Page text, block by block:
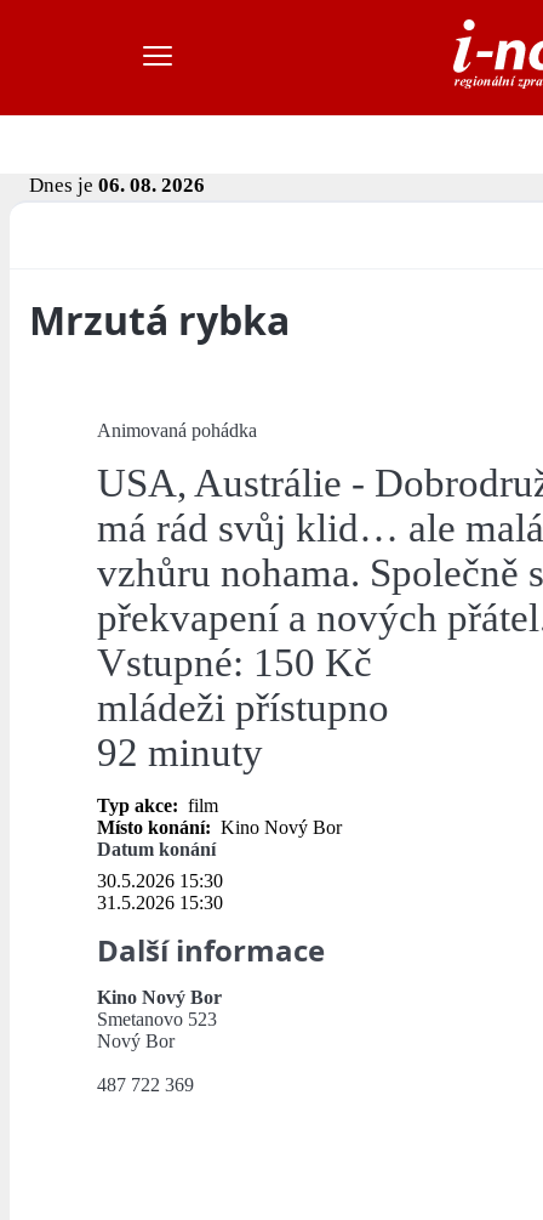
Dnes je 06. 08. 2026
Mrzutá rybka
Animovaná pohádka
USA, Austrálie -
má rád svůj klid… ale
vzhůru nohama. Společně
překvapení a nových
Vstupné: 150 Kč
mládeži přístupno
92 minuty
Typ akce: film
Místo konání: Kino Nový Bor
Datum konání
30.5.2026 15:30
31.5.2026 15:30
Další informace
Kino Nový Bor
Smetanovo 523
Nový Bor
487 722 369